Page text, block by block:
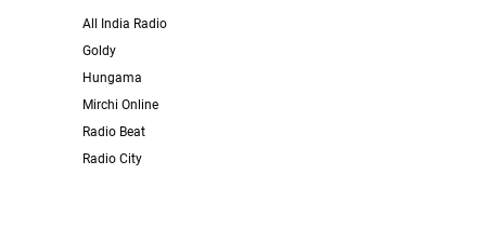
All India Radio
Goldy
Hungama
Mirchi Online
Radio Beat
Radio City